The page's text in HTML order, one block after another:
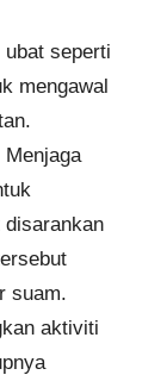
ubat seperti
mengawal
Menjaga
suam.
aktiviti